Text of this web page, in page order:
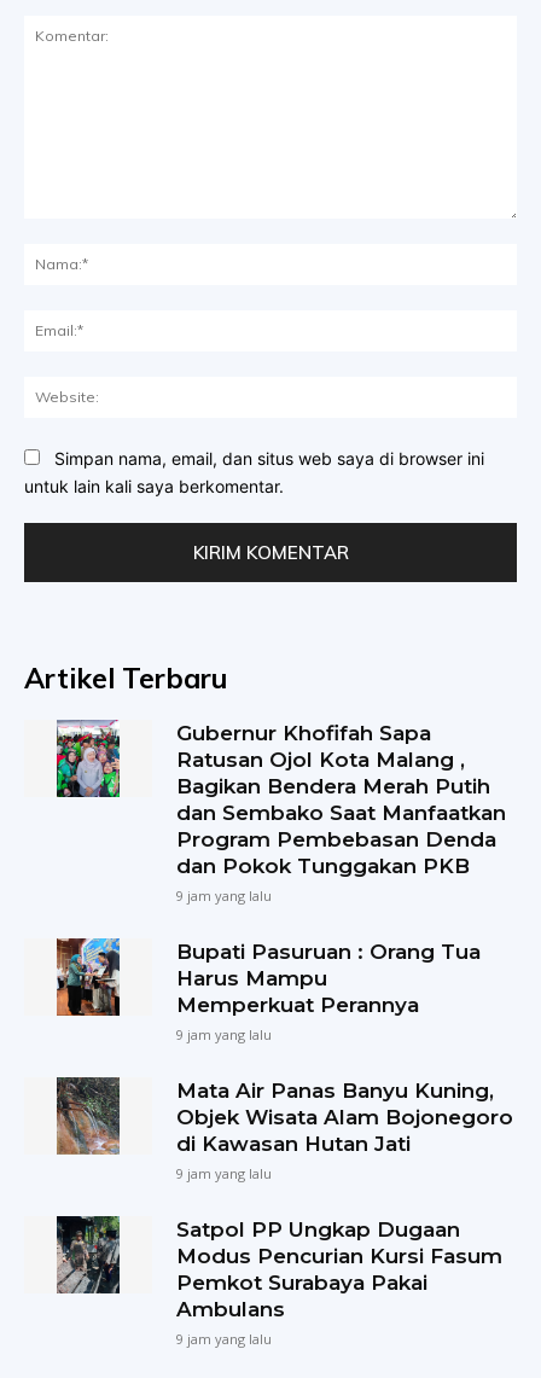
Simpan nama, email, dan situs web saya di browser ini
untuk lain kali saya berkomentar.
Artikel Terbaru
Gubernur Khofifah Sapa
Ratusan Ojol Kota Malang ,
Bagikan Bendera Merah Putih
dan Sembako Saat Manfaatkan
Program Pembebasan Denda
dan Pokok Tunggakan PKB
9 jam yang lalu
Bupati Pasuruan : Orang Tua
Harus Mampu
Memperkuat Perannya
9 jam yang lalu
Mata Air Panas Banyu Kuning,
Objek Wisata Alam Bojonegoro
di Kawasan Hutan Jati
9 jam yang lalu
Satpol PP Ungkap Dugaan
Modus Pencurian Kursi Fasum
Pemkot Surabaya Pakai
Ambulans
9 jam yang lalu